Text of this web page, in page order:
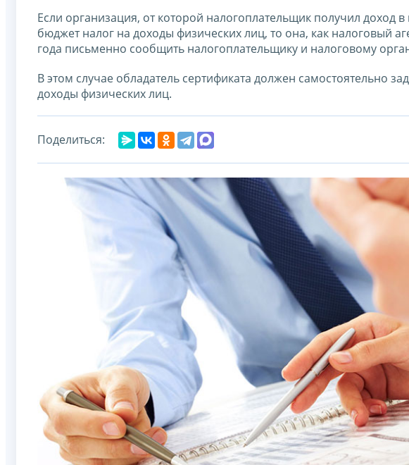
Если организация, от которой налогоплательщик получил доход
бюджет налог на доходы физических лиц, то она, как налоговый
года письменно сообщить налогоплательщику и налоговому
В этом случае обладатель сертификата должен самостоятельно
доходы физических лиц.
Поделиться: